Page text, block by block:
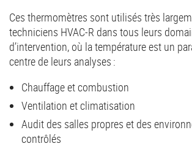
Ces thermomètres sont utilisés très
techniciens HVAC-R dans tous leurs
d’intervention, où la température est un
centre de leurs analyses :
Chauffage et combustion
Ventilation et climatisation
Audit des salles propres et des
contrôlés